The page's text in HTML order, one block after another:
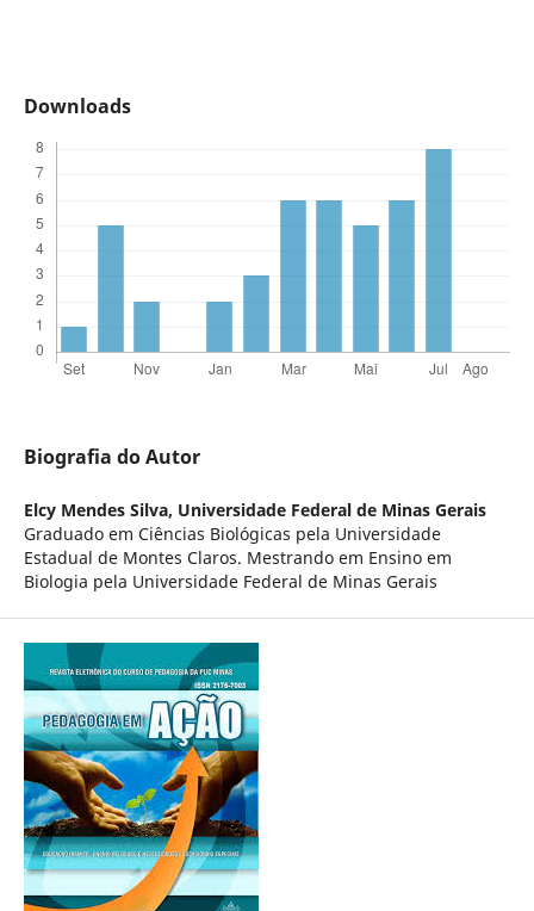
Downloads
Biografia do Autor
Elcy Mendes Silva, Universidade Federal de Minas Gerais
Graduado em Ciências Biológicas pela Universidade
Estadual de Montes Claros. Mestrando em Ensino em
Biologia pela Universidade Federal de Minas Gerais